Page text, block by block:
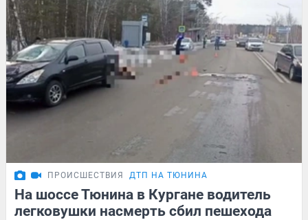
ПРОИСШЕСТВИЯ ДТП НА ТЮНИНА
На шоссе Тюнина в Кургане водитель
легковушки насмерть сбил пешехода